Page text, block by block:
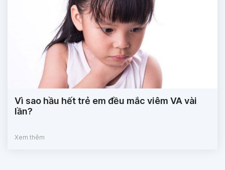
Vì sao hầu hết trẻ em đều mắc viêm VA vài
lần?
Xem thêm